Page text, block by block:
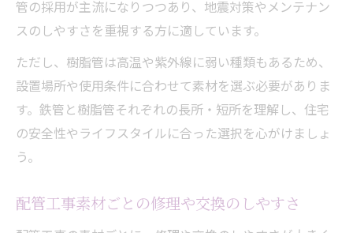
管の採用が主流になりつつあり、地震対策やメンテナン
スのしやすさを重視する方に適しています。
ただし、樹脂管は高温や紫外線に弱い種類もあるため、
設置場所や使用条件に合わせて素材を選ぶ必要がありま
す。鉄管と樹脂管それぞれの長所・短所を理解し、住宅
の安全性やライフスタイルに合った選択を心がけましょ
う。
配管工事素材ごとの修理や交換のしやすさ